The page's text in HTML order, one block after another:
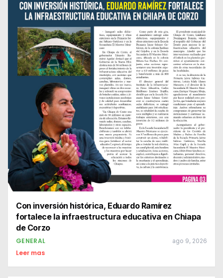
Con inversión histórica, Eduardo Ramírez
fortalece la infraestructura educativa en Chiapa
de Corzo
GENERAL ago 9, 2026
Leer mas